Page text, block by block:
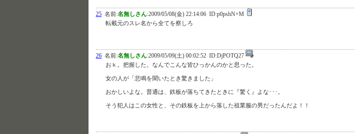
25 名前:名無しさん:2009/05/08(金) 22:14:06 ID:p0pshN+M
転載元のスレ名から全てを察しろ
26 名前:名無しさん:2009/05/09(土) 00:02:52 ID:DjPOTQ27
おｋ。把握した。なんでこんな皆ひっかんのかと思った。
女の人が「悲鳴を聞いたとき驚きました」
おかしいよな。普通は、鉄板が落ちてきたときに『驚く』よな･･･。
そう犯人はこの女性と、その鉄板を上から落した祖業服の男だったんだよ！！